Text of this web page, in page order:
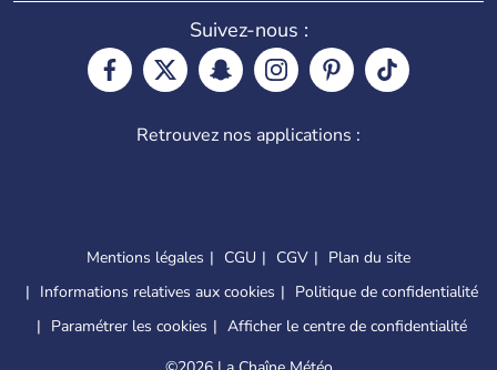
Suivez-nous :
Retrouvez nos applications :
Mentions légales CGU CGV
Plan du site
Informations relatives aux cookies
Politique de confidentialité
Paramétrer les cookies
Afficher le centre de confidentialité